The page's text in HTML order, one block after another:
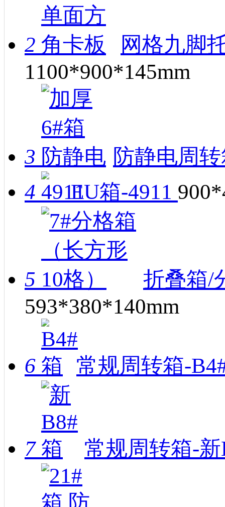
2
网格九脚
1100*900*145mm
3
防静电周
4
EU箱-4911
5
折叠箱/
593*380*140mm
6 常规周转箱-
7 常规周转箱-